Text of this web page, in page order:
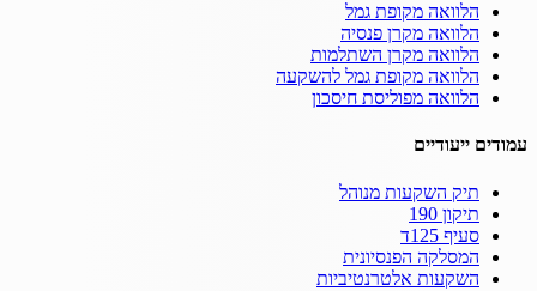
הלוואה מקופת גמל
הלוואה מקרן פנסיה
הלוואה מקרן השתלמות
הלוואה מקופת גמל להשקעה
הלוואה מפוליסת חיסכון
עמודים ייעודיים
תיק השקעות מנוהל
תיקון 190
סעיף 125ד
המסלקה הפנסיונית
השקעות אלטרנטיביות